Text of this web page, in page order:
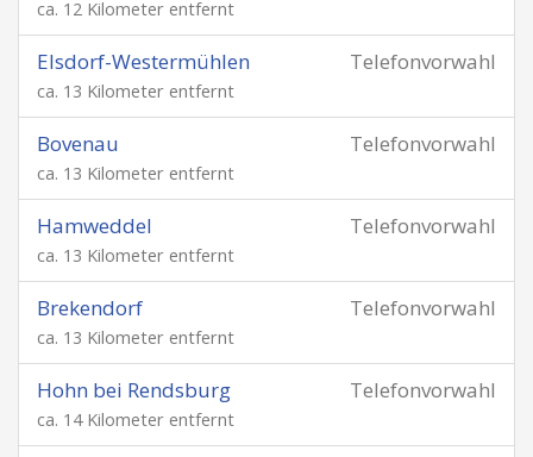
ca. 12 Kilometer entfernt
Telefonvorwahl
Elsdorf-Westermühlen
ca. 13 Kilometer entfernt
Telefonvorwahl
Bovenau
ca. 13 Kilometer entfernt
Telefonvorwahl
Hamweddel
ca. 13 Kilometer entfernt
Telefonvorwahl
Brekendorf
ca. 13 Kilometer entfernt
Telefonvorwahl
Hohn bei Rendsburg
ca. 14 Kilometer entfernt